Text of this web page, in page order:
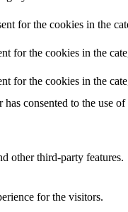
for the cookies in the
for the cookies in the
for the cookies in the
consented to the use
other third-party features.
for the visitors.